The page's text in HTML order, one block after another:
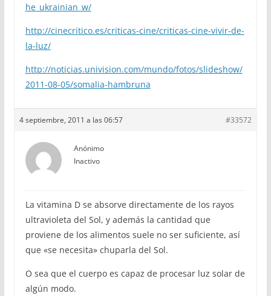
he_ukrainian_w/
http://cinecritico.es/criticas-cine/criticas-cine-vivir-de-
la-luz/
http://noticias.univision.com/mundo/fotos/slideshow/
2011-08-05/somalia-hambruna
4 septiembre, 2011 a las 06:57 #33572
Anónimo
Inactivo
La vitamina D se absorve directamente de los rayos
ultravioleta del Sol, y además la cantidad que
proviene de los alimentos suele no ser suficiente, así
que «se necesita» chuparla del Sol.
O sea que el cuerpo es capaz de procesar luz solar de
algún modo.